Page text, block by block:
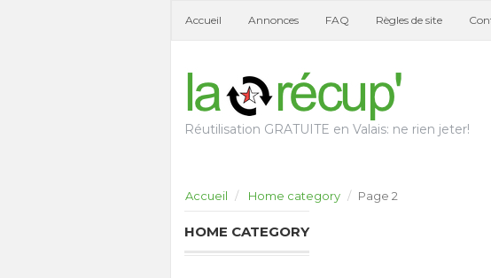
Accueil Annonces FAQ Règles de site
Réutilisation GRATUITE en Valais: ne rien jeter!
Accueil Home category Page 2
HOME CATEGORY